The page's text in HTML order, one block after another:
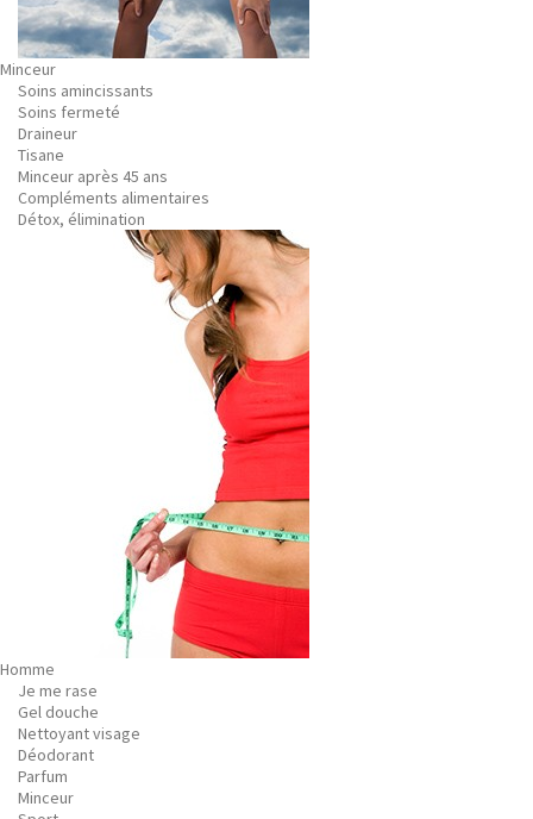
Minceur
Soins amincissants
Soins fermeté
Draineur
Tisane
Minceur après 45 ans
Compléments alimentaires
Détox, élimination
Homme
Je me rase
Gel douche
Nettoyant visage
Déodorant
Parfum
Minceur